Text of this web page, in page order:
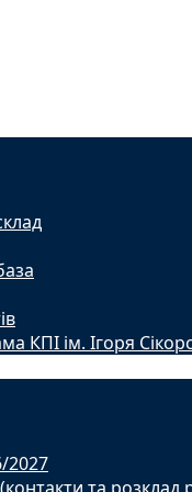
КПІ ім. Ігоря
2027